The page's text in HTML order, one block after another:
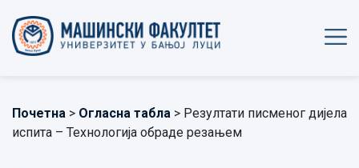
Почетна > Огласна табла > Резултати писменог дијела
испита – Технологија обраде резањем